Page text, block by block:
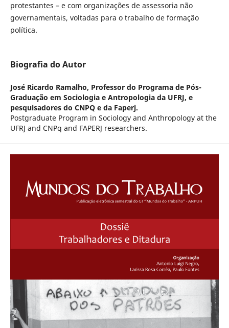
protestantes – e com organizações de assessoria não
governamentais, voltadas para o trabalho de formação
política.
Biografia do Autor
José Ricardo Ramalho, Professor do Programa de Pós-
Graduação em Sociologia e Antropologia da UFRJ, e
pesquisadores do CNPQ e da Faperj.
Postgraduate Program in Sociology and Anthropology at the
UFRJ and CNPq and FAPERJ researchers.